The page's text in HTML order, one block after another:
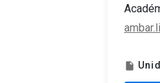
insert_drive_file